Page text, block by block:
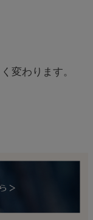
変わります。